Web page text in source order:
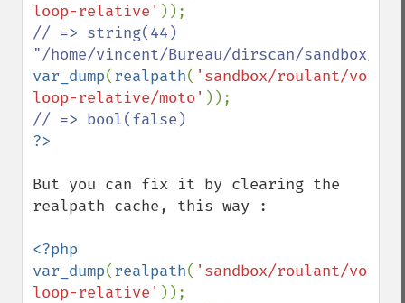
loop-relative'
// => string(44)
var_dump(realpath( 'sandbox/roulant/
loop-relative/moto'
But you can fix it by clearing the
realpath cache, this way :
<?php
var_dump(realpath( 'sandbox/roulant/
loop-relative'